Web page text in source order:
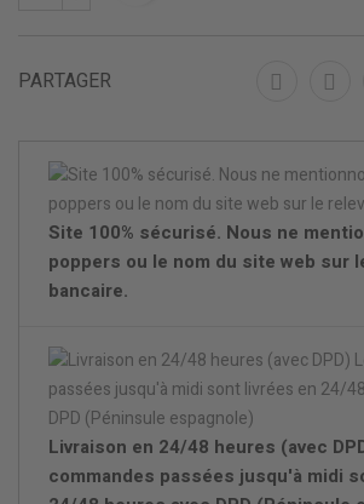
PARTAGER
Site 100% sécurisé. Nous ne
poppers ou le nom du site web sur
bancaire.
Livraison en 24/48 heures (avec
commandes passées jusqu'à midi